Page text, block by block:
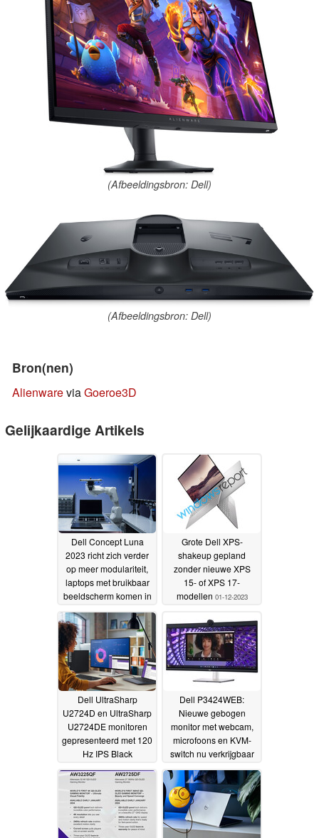
(Afbeeldingsbron: Dell)
(Afbeeldingsbron: Dell)
Bron(nen)
AlienwareviaGoeroe3D
Gelijkaardige Artikels
Dell Concept Luna
2023 richt zich verder
op meer modulariteit,
laptops met bruikbaar
beeldscherm komen in
14-12-2023
Grote Dell XPS-
shakeup gepland
zonder nieuwe XPS
15- of XPS 17-
modellen 01-12-2023
Dell UltraSharp
U2724D en UltraSharp
U2724DE monitoren
gepresenteerd met 120
Hz IPS Black
sterren Eye Comfort
certificering
05-11-2023
Dell P3424WEB:
Nieuwe gebogen
monitor met webcam,
microfoons en KVM-
switch nu verkrijgbaar
01-11-2023